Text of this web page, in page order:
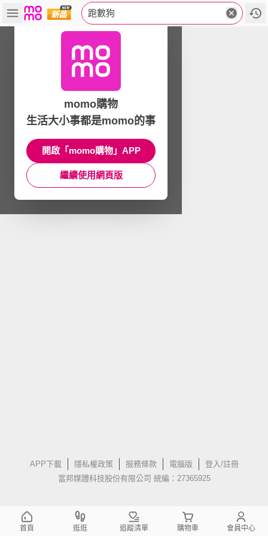
跑數狗
APP下載 隱私權政策 服務條款 電腦版
登入/註冊
富邦媒體科技股份有限公司 統編：27365925
momo購物
生活大小事都是momo的事
開啟「momo購物」APP
繼續使用網頁版
首頁 逛逛 追蹤清單 購物車 會員中心